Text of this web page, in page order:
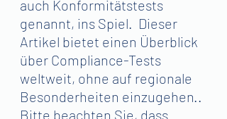
auch Konformitätstests
genannt, ins Spiel.  Dieser
Artikel bietet einen Überblick
über Compliance-Tests
weltweit, ohne auf regionale
Besonderheiten einzugehen..
Bitte beachten Sie, dass